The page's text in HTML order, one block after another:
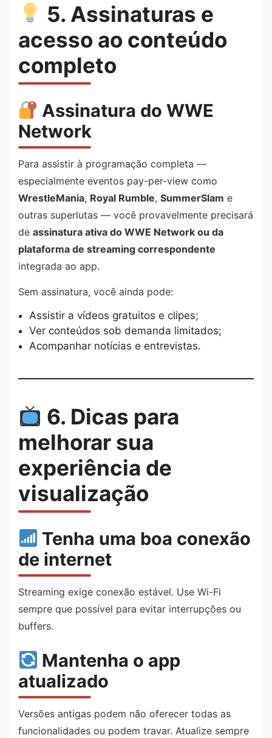
5. Assinaturas e
acesso ao conteúdo
completo
Assinatura do WWE
Network
Para assistir à programação completa —
especialmente eventos pay-per-view como
WrestleMania, Royal Rumble, SummerSlam e
outras superlutas — você provavelmente precisará
de assinatura ativa do WWE Network ou da
plataforma de streaming correspondente
integrada ao app.
Sem assinatura, você ainda pode:
Assistir a vídeos gratuitos e clipes;
Ver conteúdos sob demanda limitados;
Acompanhar notícias e entrevistas.
6. Dicas para
melhorar sua
experiência de
visualização
Tenha uma boa conexão
de internet
Streaming exige conexão estável. Use Wi-Fi
sempre que possível para evitar interrupções ou
buffers.
Mantenha o app
atualizado
Versões antigas podem não oferecer todas as
funcionalidades ou podem travar. Atualize sempre